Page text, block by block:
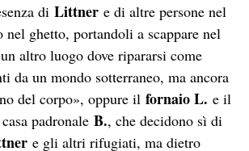
diLittner e di altre persone nel
ghetto, portandoli a scappare nel
altro luogo dove ripararsi come
da un mondo sotterraneo, ma ancora
del corpo», oppure ilfornaio L. e il
padronaleB., che decidono sì di
e gli altri rifugiati, ma dietro